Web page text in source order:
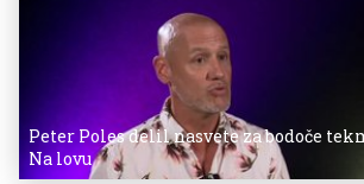
Peter Poles delil nasvete za bodoče
Na lovu